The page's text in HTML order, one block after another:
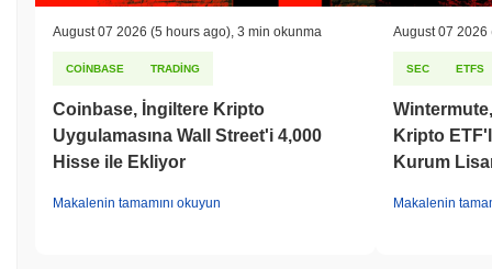
August 07 2026 (5 hours ago) 3 min okunma
COINBASE TRADING
Coinbase, İngiltere Kripto
Uygulamasına Wall Street'i 4,000
Hisse ile Ekliyor
Makalenin tamamını okuyun
August 07 2026
SEC ETFS
Kripto
Kurum
Makalenin